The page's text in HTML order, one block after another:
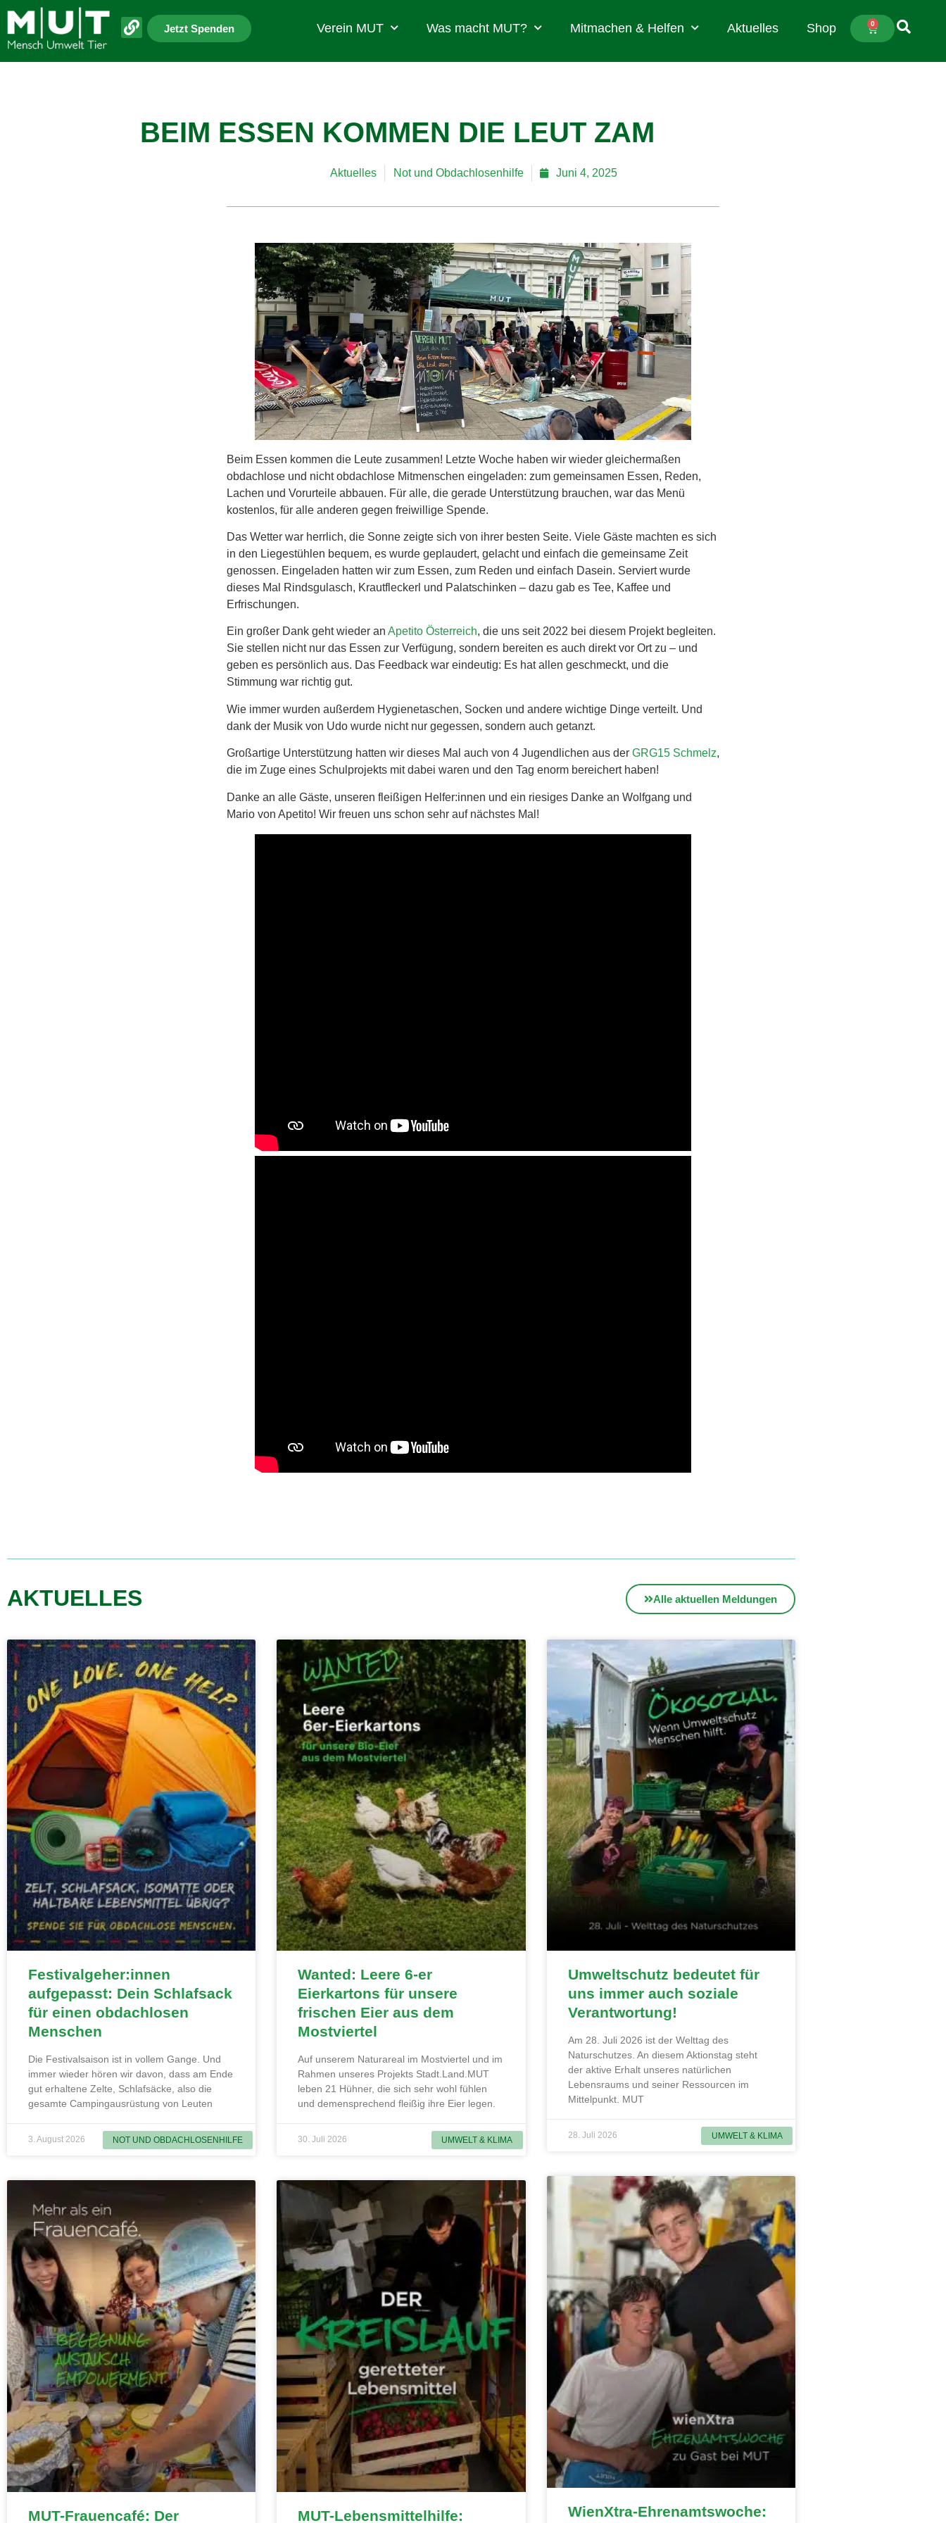
Jetzt Spenden Verein MUT Was macht MUT? Mitmachen & Helfen Aktuelles Shop 0
BEIM ESSEN KOMMEN DIE LEUT ZAM
Aktuelles Not und Obdachlosenhilfe Juni 4, 2025
Beim Essen kommen die Leute zusammen! Letzte Woche haben wir wieder gleichermaßen
obdachlose und nicht obdachlose Mitmenschen eingeladen: zum gemeinsamen Essen, Reden,
Lachen und Vorurteile abbauen. Für alle, die gerade Unterstützung brauchen, war das Menü
kostenlos, für alle anderen gegen freiwillige Spende.
Das Wetter war herrlich, die Sonne zeigte sich von ihrer besten Seite. Viele Gäste machten es sich
in den Liegestühlen bequem, es wurde geplaudert, gelacht und einfach die gemeinsame Zeit
genossen. Eingeladen hatten wir zum Essen, zum Reden und einfach Dasein. Serviert wurde
dieses Mal Rindsgulasch, Krautfleckerl und Palatschinken – dazu gab es Tee, Kaffee und
Erfrischungen.
Ein großer Dank geht wieder an Apetito Österreich, die uns seit 2022 bei diesem Projekt begleiten.
Sie stellen nicht nur das Essen zur Verfügung, sondern bereiten es auch direkt vor Ort zu – und
geben es persönlich aus. Das Feedback war eindeutig: Es hat allen geschmeckt, und die
Stimmung war richtig gut.
Wie immer wurden außerdem Hygienetaschen, Socken und andere wichtige Dinge verteilt. Und
dank der Musik von Udo wurde nicht nur gegessen, sondern auch getanzt.
Großartige Unterstützung hatten wir dieses Mal auch von 4 Jugendlichen aus der GRG15 Schmelz,
die im Zuge eines Schulprojekts mit dabei waren und den Tag enorm bereichert haben!
Danke an alle Gäste, unseren fleißigen Helfer:innen und ein riesiges Danke an Wolfgang und
Mario von Apetito! Wir freuen uns schon sehr auf nächstes Mal!
AKTUELLES Alle aktuellen Meldungen
NOT UND OBDACHLOSENHILFE
Festivalgeher:innen
aufgepasst: Dein Schlafsack
für einen obdachlosen
Menschen
Die Festivalsaison ist in vollem Gange. Und
immer wieder hören wir davon, dass am Ende
gut erhaltene Zelte, Schlafsäcke, also die
gesamte Campingausrüstung von Leuten
3. August 2026 UMWELT & KLIMA
Wanted: Leere 6-er
Eierkartons für unsere
frischen Eier aus dem
Mostviertel
Auf unserem Naturareal im Mostviertel und im
Rahmen unseres Projekts Stadt.Land.MUT
leben 21 Hühner, die sich sehr wohl fühlen
und demensprechend fleißig ihre Eier legen.
30. Juli 2026 UMWELT & KLIMA
Umweltschutz bedeutet für
uns immer auch soziale
Verantwortung!
Am 28. Juli 2026 ist der Welttag des
Naturschutzes. An diesem Aktionstag steht
der aktive Erhalt unseres natürlichen
Lebensraums und seiner Ressourcen im
Mittelpunkt. MUT
28. Juli 2026
MUT-Frauencafé: Der MUT-Lebensmittelhilfe:
WienXtra-Ehrenamtswoche: